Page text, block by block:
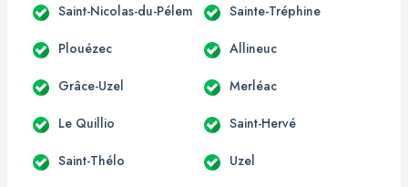
Saint-Nicolas-du-Pélem Sainte-Tréphine
Plouézec Allineuc
Grâce-Uzel Merléac
Le Quillio Saint-Hervé
Saint-Thélo Uzel